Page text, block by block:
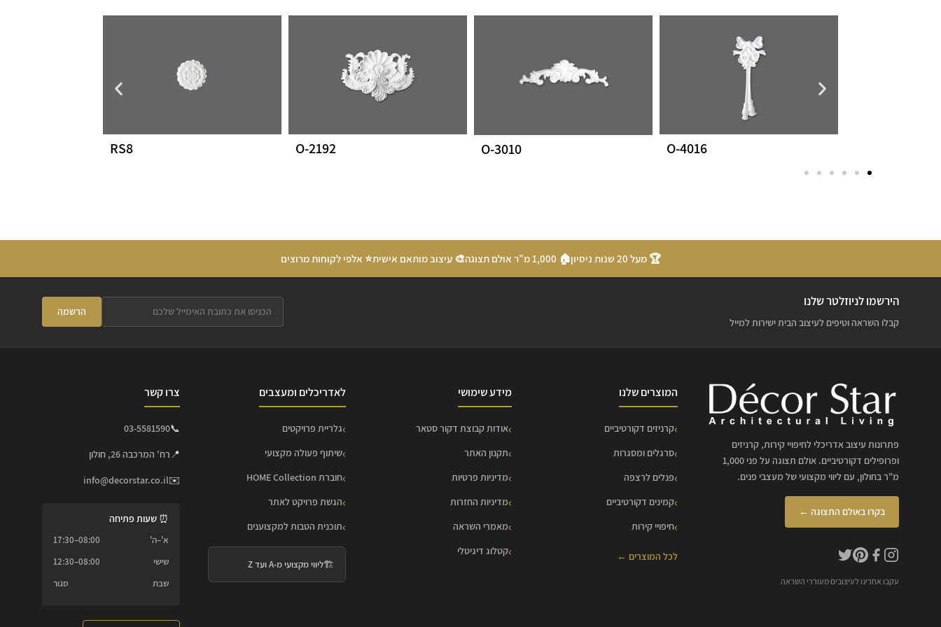
O-4016
O-3010
O-2192
RS8
🏆 מעל 20 שנות ניסיון 🏠 1,000 מ"ר אולם תצוגה 🎨 עיצוב מותאם אישית⭐ אלפי לקוחות מרוצים
הירשמו לניוזלטר שלנו
קבלו השראה וטיפים לעיצוב הבית ישירות למייל
הרשמה
פתרונות עיצוב אדריכלי לחיפויי קירות, קרניזים
ופרופילים דקורטיביים. אולם תצוגה על פני 1,000
מ"ר בחולון, עם ליווי מקצועי של מעצבי פנים.
בקרו באולם התצוגה ←
עקבו אחרינו לעיצובים מעוררי השראה
המוצרים שלנו
קרניזים דקורטיביים
סרגלים ומסגרות
פנלים לרצפה
קמינים דקורטיביים
חיפויי קירות
לכל המוצרים ←
מידע שימושי
אודות קבוצת דקור סטאר
תקנון האתר
מדיניות פרטיות
מדיניות החזרות
מאמרי השראה
קטלוג דיגיטלי
לאדריכלים ומעצבים
גלריית פרויקטים
שיתוף פעולה מקצועי
חוברת HOME Collection
הגשת פרויקט לאתר
תוכנית הטבות למקצוענים
🏗️ליווי מקצועי מ-A ועד Z
צרו קשר
📞
03-5581590
📍רח' המרכבה 26, חולון
✉️
info@decorstar.co.il
⏰ שעות פתיחה
א'–ה'
08:00–17:30
שישי
08:00–12:30
שבת
סגור